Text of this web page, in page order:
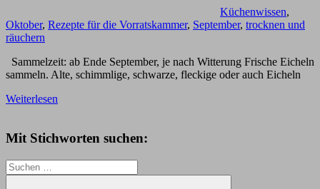
Küchenwissen,
Oktober, Rezepte für die Vorratskammer, September, trocknen und
räuchern
Sammelzeit: ab Ende September, je nach Witterung Frische Eicheln
sammeln. Alte, schimmlige, schwarze, fleckige oder auch Eicheln
Weiterlesen
Mit Stichworten suchen:
Suchen
nach: